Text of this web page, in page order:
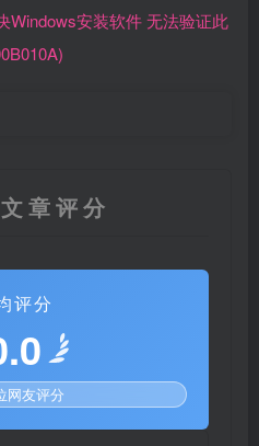
Windows安装软件 无法验证此
章评分
评分
网友评分